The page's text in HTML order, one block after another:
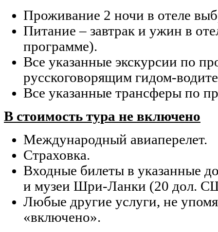
Проживание 2 ночи в отеле
Питание – завтрак и ужин в
программе).
Все указанные экскурсии по
русскоговорящим гидом-
Все указанные трансферы по
В стоимость тура не включено
Международный авиаперелет.
Страховка.
Входные билеты в указанные
и музеи Шри-Ланки (20 дол.
Любые другие услуги, не
«включено».